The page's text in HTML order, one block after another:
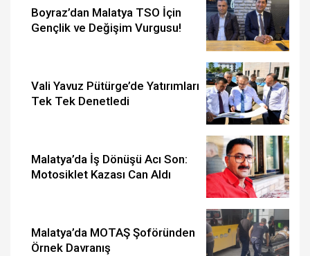
Boyraz’dan Malatya TSO İçin
Gençlik ve Değişim Vurgusu!
Vali Yavuz Pütürge’de Yatırımları
Tek Tek Denetledi
Malatya’da İş Dönüşü Acı Son:
Motosiklet Kazası Can Aldı
Malatya’da MOTAŞ Şoföründen
Örnek Davranış